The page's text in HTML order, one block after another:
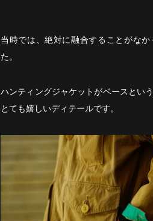
当時では、絶対に融合することがな
た。
ハンティングジャケットがベースとい
とても嬉しいディテールです。